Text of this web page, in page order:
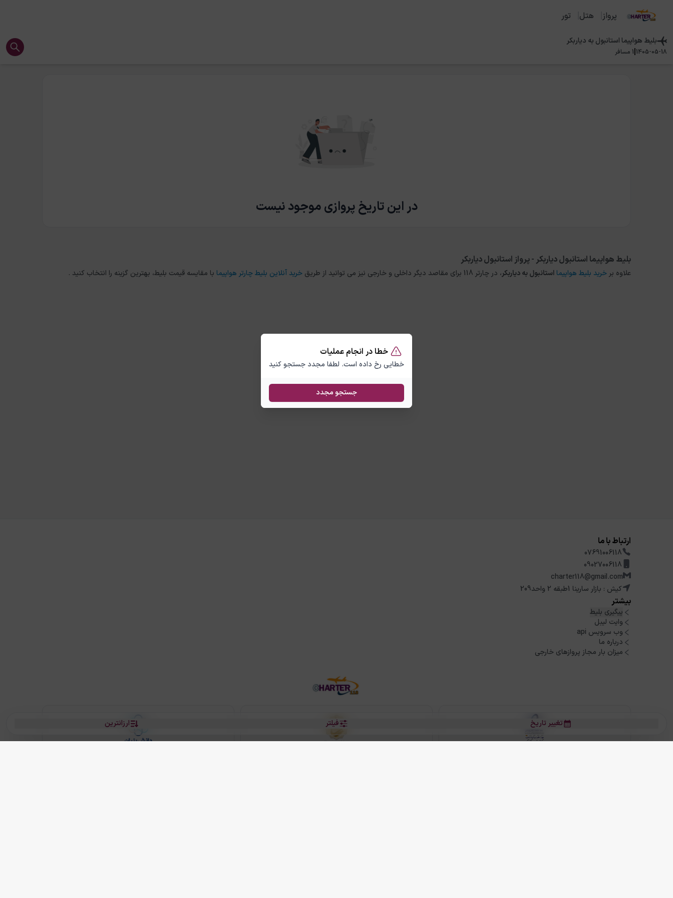
خطا در انجام عملیات
خطایی رخ داده است. لطفا مجدد جستجو کنید
جستجو مجدد
پرواز هتل تور
بلیط هواپیمااستانبول به دیاربکر
1405-05-18
|
1 مسافر
در این تاریخ پروازی موجود نیست
ارزانترین فیلتر تغییر تاریخ
بلیط هواپیما استانبول دیاربکر - پرواز استانبول دیاربکر
علاوه بر خرید بلیط هواپیما استانبولبهدیاربکر، در چارتر 118 برای مقاصد دیگر داخلی و خارجی نیز می توانید از طریق خرید آنلاین بلیط چارتر هواپیما با مقایسه قیمت بلیط، بهترین گزینه را انتخاب کنید .
ارتباط با ما
07691006118
09027006118
charter118@gmail.com
کیش : بازار سارینا 1طبقه 2 واحد209
بیشتر
پیگیری بلیط
وایت لیبل
وب سرویس api
درباره ما
میزان بار مجاز پروازهای خارجی